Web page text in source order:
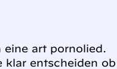
art pornolied.
klar entscheiden